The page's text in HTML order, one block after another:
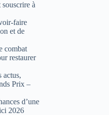
à
faire
et de
combat
restaurer
actus,
Prix –
d’une
2026